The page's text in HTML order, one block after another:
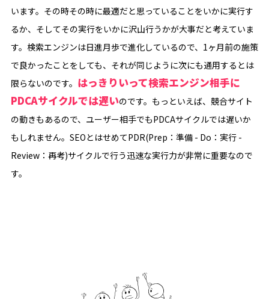
います。その時その時に最適だと思っていることをいかに実行す
るか、そしてその実行をいかに沢山行うかが大事だと考えていま
す。検索エンジンは日進月歩で進化しているので、1ヶ月前の施策
で良かったことをしても、それが同じように次にも通用するとは
限らないのです。 はっきりいって検索エンジン相手に
PDCAサイクルでは遅いのです。もっといえば、競合サイト
の動きもあるので、ユーザー相手でもPDCAサイクルでは遅いか
もしれません。SEOとはせめてPDR(Prep：準備 - Do：実行 -
Review：再考)サイクルで行う迅速な実行力が非常に重要なので
す。